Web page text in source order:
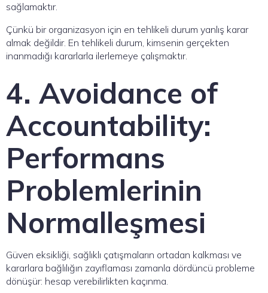
sağlamaktır.
Çünkü bir organizasyon için en tehlikeli durum yanlış karar
almak değildir. En tehlikeli durum, kimsenin gerçekten
inanmadığı kararlarla ilerlemeye çalışmaktır.
4. Avoidance of
Accountability:
Performans
Problemlerinin
Normalleşmesi
Güven eksikliği, sağlıklı çatışmaların ortadan kalkması ve
kararlara bağlılığın zayıflaması zamanla dördüncü probleme
dönüşür: hesap verebilirlikten kaçınma.